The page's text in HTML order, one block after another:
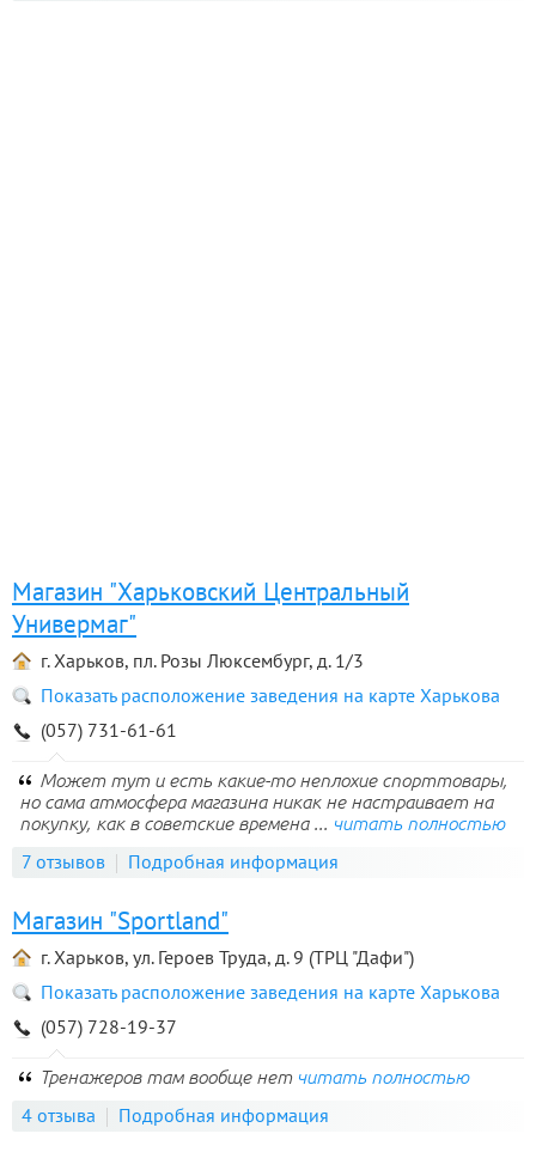
Магазин "Харьковский Центральный
Универмаг"
г. Харьков, пл. Розы Люксембург, д. 1/3
Показать расположение заведения на карте Харькова
(057) 731-61-61
Может тут и есть какие-то неплохие спорттовары,
но сама атмосфера магазина никак не настраивает на
покупку, как в советские времена ... читать полностью
7 отзывов Подробная информация
Магазин "Sportland"
г. Харьков, ул. Героев Труда, д. 9 (ТРЦ "Дафи")
Показать расположение заведения на карте Харькова
(057) 728-19-37
Тренажеров там вообще нет читать полностью
4 отзыва Подробная информация